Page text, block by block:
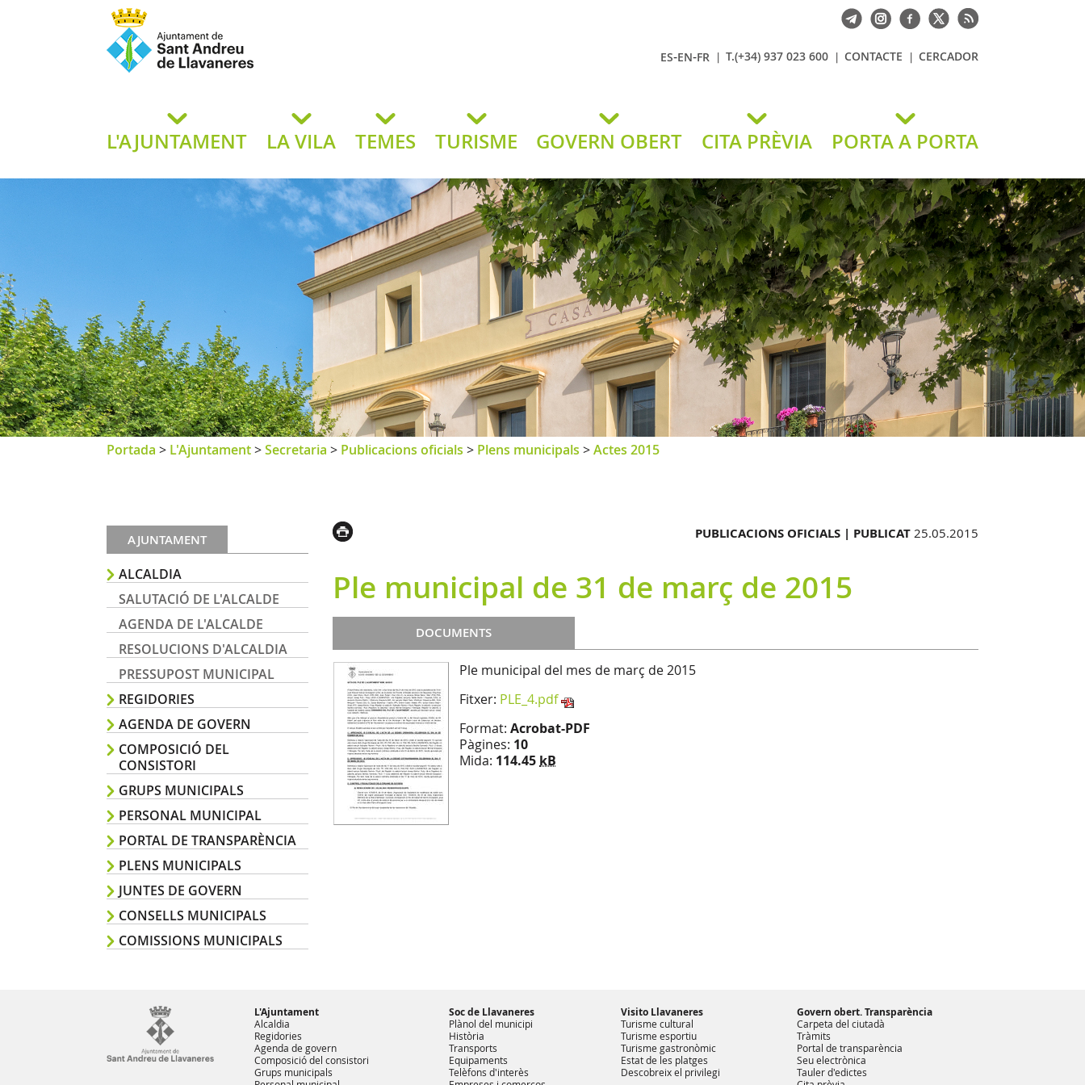
de Llavaneres
ES-EN-FR T.(+34) 937 023 600 CONTACTE CERCADOR
L'AJUNTAMENT LA VILA TEMES TURISME GOVERN OBERT CITA PRÈVIA PORTA A PORTA
Portada > L'Ajuntament>Secretaria > Publicacions oficials > Plens municipals >Actes 2015
AJUNTAMENT
ALCALDIA
SALUTACIÓ DE L'ALCALDE
AGENDA DE L'ALCALDE
RESOLUCIONS D'ALCALDIA
PRESSUPOST MUNICIPAL
REGIDORIES
AGENDA DE GOVERN
COMPOSICIÓ DEL
CONSISTORI
GRUPS MUNICIPALS
PERSONAL MUNICIPAL
PORTAL DE TRANSPARÈNCIA
PLENS MUNICIPALS
JUNTES DE GOVERN
CONSELLS MUNICIPALS
COMISSIONS MUNICIPALS
PUBLICACIONS OFICIALS | PUBLICAT 25.05.2015
Ple municipal de 31 de març de 2015
DOCUMENTS
Ple municipal del mes de març de 2015
Fitxer: PLE_4.pdf
Format: Acrobat-PDF
Pàgines: 10
Mida: 114.45 kB
L'Ajuntament
Alcaldia
Regidories
Agenda de govern
Composició del consistori
Grups municipals
Soc de Llavaneres
Plànol del municipi
Història
Transports
Equipaments
Telèfons d'interès
Visito Llavaneres
Turisme cultural
Turisme esportiu
Turisme gastronòmic
Estat de les platges
Descobreix el privilegi
Govern obert. Transparència
Carpeta del ciutadà
Tràmits
Portal de transparència
Seu electrònica
Tauler d'edictes